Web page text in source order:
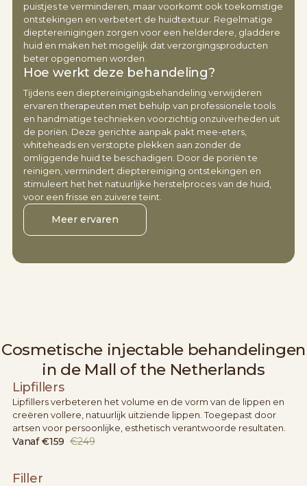
puistjes te verminderen, maar voorkomt ook toekomstige
ontstekingen en verbetert de huidtextuur. Regelmatige
dieptereinigingen zorgen voor een helderdere, gladdere
huid en maken het mogelijk dat verzorgingsproducten
beter opgenomen worden.
Hoe werkt deze behandeling?
Tijdens een dieptereinigingsbehandeling verwijderen
ervaren therapeuten met behulp van professionele tools
en handmatige technieken voorzichtig onzuiverheden uit
de poriën. Deze gerichte aanpak pakt mee-eters,
whiteheads en verstopte plekken aan zonder de
omliggende huid te beschadigen. Door de poriën te
reinigen, vermindert dieptereiniging ontstekingen en
stimuleert het het natuurlijke herstelproces van de huid,
voor een frisse en zuivere teint.
Meer ervaren
Cosmetische injectable behandelingen
in de Mall of the Netherlands
Lipfillers
Lipfillers verbeteren het volume en de vorm van de lippen en
creëren vollere, natuurlijk uitziende lippen. Toegepast door
artsen voor persoonlijke, esthetisch verantwoorde resultaten.
Vanaf €159 €249
Filler